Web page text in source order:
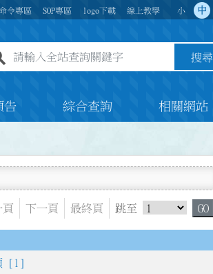
令專區 SOP專區 logo下載 線上教學 小 中
全站查詢關鍵字欄位 搜尋
告 綜合查詢 相關網站
頁 下一頁 最終頁 跳至 跳頁選單 GO
[1]